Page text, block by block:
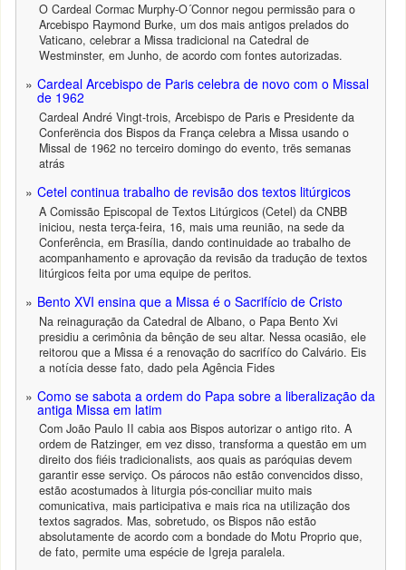
O Cardeal Cormac Murphy-O´Connor negou permissão para o
Arcebispo Raymond Burke, um dos mais antigos prelados do
Vaticano, celebrar a Missa tradicional na Catedral de
Westminster, em Junho, de acordo com fontes autorizadas.
Cardeal Arcebispo de Paris celebra de novo com o Missal
de 1962
Cardeal André Vingt-trois, Arcebispo de Paris e Presidente da
Conferëncia dos Bispos da França celebra a Missa usando o
Missal de 1962 no terceiro domingo do evento, trës semanas
atrás
Cetel continua trabalho de revisão dos textos litúrgicos
A Comissão Episcopal de Textos Litúrgicos (Cetel) da CNBB
iniciou, nesta terça-feira, 16, mais uma reunião, na sede da
Conferência, em Brasília, dando continuidade ao trabalho de
acompanhamento e aprovação da revisão da tradução de textos
litúrgicos feita por uma equipe de peritos.
Bento XVI ensina que a Missa é o Sacrifício de Cristo
Na reinaguração da Catedral de Albano, o Papa Bento Xvi
presidiu a cerimônia da bênção de seu altar. Nessa ocasião, ele
reitorou que a Missa é a renovação do sacrifíco do Calvário. Eis
a notícia desse fato, dado pela Agência Fides
Como se sabota a ordem do Papa sobre a liberalização da
antiga Missa em latim
Com João Paulo II cabia aos Bispos autorizar o antigo rito. A
ordem de Ratzinger, em vez disso, transforma a questão em um
direito dos fiéis tradicionalists, aos quais as paróquias devem
garantir esse serviço. Os párocos não estão convencidos disso,
estão acostumados à liturgia pós-conciliar muito mais
comunicativa, mais participativa e mais rica na utilização dos
textos sagrados. Mas, sobretudo, os Bispos não estão
absolutamente de acordo com a bondade do Motu Proprio que,
de fato, permite uma espécie de Igreja paralela.